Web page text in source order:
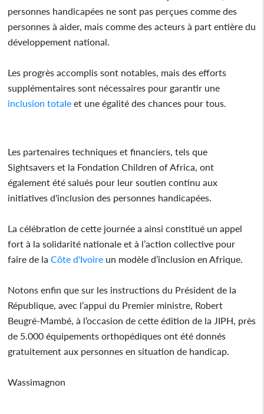
personnes handicapées ne sont pas perçues comme des
personnes à aider, mais comme des acteurs à part entière du
développement national.
Les progrès accomplis sont notables, mais des efforts
supplémentaires sont nécessaires pour garantir une
inclusion totale et une égalité des chances pour tous.
Les partenaires techniques et financiers, tels que
Sightsavers et la Fondation Children of Africa, ont
également été salués pour leur soutien continu aux
initiatives d'inclusion des personnes handicapées.
La célébration de cette journée a ainsi constitué un appel
fort à la solidarité nationale et à l’action collective pour
faire de la Côte d'Ivoire un modèle d’inclusion en Afrique.
Notons enfin que sur les instructions du Président de la
République, avec l’appui du Premier ministre, Robert
Beugré-Mambé, à l’occasion de cette édition de la JIPH, près
de 5.000 équipements orthopédiques ont été donnés
gratuitement aux personnes en situation de handicap.
Wassimagnon